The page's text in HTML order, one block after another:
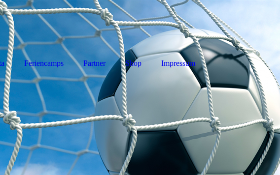
Feriencamps Partner Shop Impressum